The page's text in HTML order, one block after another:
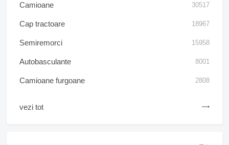
Camioane 30517
Cap tractoare 18967
Semiremorci 15958
Autobasculante 8001
Camioane furgoane 2808
vezi tot